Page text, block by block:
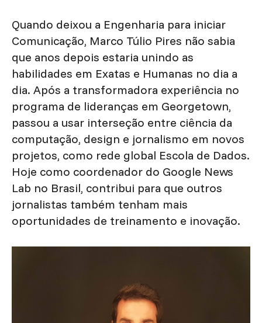
Quando deixou a Engenharia para iniciar
Comunicação, Marco Túlio Pires não sabia
que anos depois estaria unindo as
habilidades em Exatas e Humanas no dia a
dia. Após a transformadora experiência no
programa de lideranças em Georgetown,
passou a usar interseção entre ciência da
computação, design e jornalismo em novos
projetos, como rede global Escola de Dados.
Hoje como coordenador do Google News
Lab no Brasil, contribui para que outros
jornalistas também tenham mais
oportunidades de treinamento e inovação.